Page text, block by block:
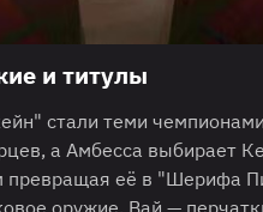
и титулы
стали теми
а Амбесса выбирает
её в "Шерифа
оружие, Вай —